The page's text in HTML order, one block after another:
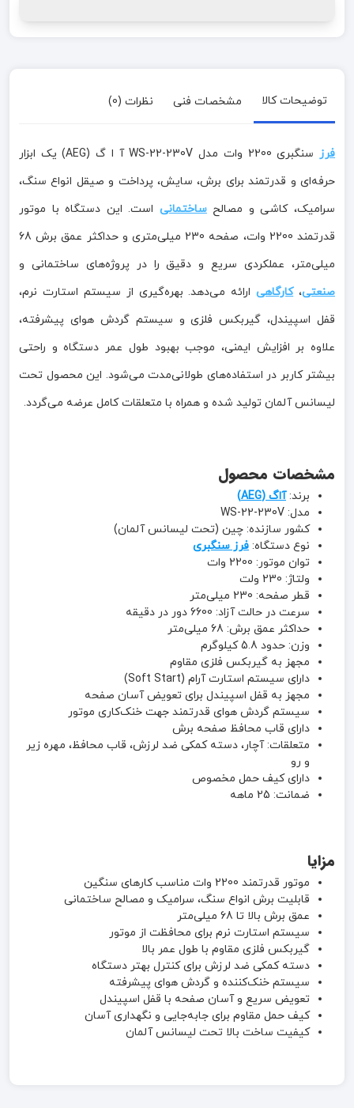
توضیحات کالا مشخصات فنی نظرات (0)
فرز
سنگبری 2200 وات مدل WS-22-230V آ ا گ (AEG) یک ابزار
حرفه‌ای و قدرتمند برای برش، سایش، پرداخت و صیقل انواع سنگ،
سرامیک، کاشی و مصالحساختمانی است. این دستگاه با موتور
قدرتمند 2200 وات، صفحه 230 میلی‌متری و حداکثر عمق برش 68
میلی‌متر، عملکردی سریع و دقیق را در پروژه‌های ساختمانی و
صنعتی،کارگاهیارائه می‌دهد. بهره‌گیری از سیستم استارت نرم،
قفل اسپیندل، گیربکس فلزی و سیستم گردش هوای پیشرفته،
علاوه بر افزایش ایمنی، موجب بهبود طول عمر دستگاه و راحتی
بیشتر کاربر در استفاده‌های طولانی‌مدت می‌شود. این محصول تحت
لیسانس آلمان تولید شده و همراه با متعلقات کامل عرضه می‌گردد.
مشخصات محصول
برند:آاگ (AEG)
مدل: WS-22-230V
کشور سازنده: چین (تحت لیسانس آلمان)
نوع دستگاه: فرز سنگبری
توان موتور: 2200 وات
ولتاژ: 230 ولت
قطر صفحه: 230 میلی‌متر
سرعت در حالت آزاد: 6600 دور در دقیقه
حداکثر عمق برش: 68 میلی‌متر
وزن: حدود 5.8 کیلوگرم
مجهز به گیربکس فلزی مقاوم
دارای سیستم استارت آرام (Soft Start)
مجهز به قفل اسپیندل برای تعویض آسان صفحه
سیستم گردش هوای قدرتمند جهت خنک‌کاری موتور
دارای قاب محافظ صفحه برش
متعلقات: آچار، دسته کمکی ضد لرزش، قاب محافظ، مهره زیر
و رو
دارای کیف حمل مخصوص
ضمانت: 25 ماهه
مزایا
موتور قدرتمند 2200 وات مناسب کارهای سنگین
قابلیت برش انواع سنگ، سرامیک و مصالح ساختمانی
عمق برش بالا تا 68 میلی‌متر
سیستم استارت نرم برای محافظت از موتور
گیربکس فلزی مقاوم با طول عمر بالا
دسته کمکی ضد لرزش برای کنترل بهتر دستگاه
سیستم خنک‌کننده و گردش هوای پیشرفته
تعویض سریع و آسان صفحه با قفل اسپیندل
کیف حمل مقاوم برای جابه‌جایی و نگهداری آسان
کیفیت ساخت بالا تحت لیسانس آلمان